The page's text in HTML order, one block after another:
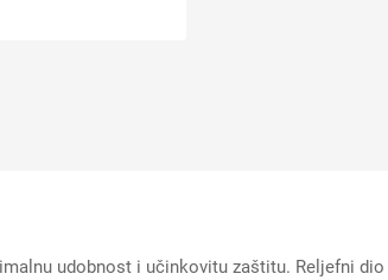
udobnost i učinkovitu zaštitu. Reljefni